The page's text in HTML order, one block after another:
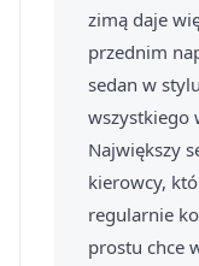
zimą daje
przednim
sedan w
wszystkiego
Największy
kierowcy,
regularnie
prostu chce